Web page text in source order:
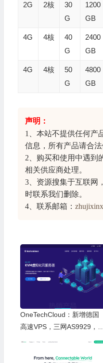
2G 2核
30
G
1200
GB
4G 4核
40
G
2400
GB
4G 4核
50
G
4800
GB
声明：
1、本站不提供任何产
信息 ，所有产品请合法
2、购买和使用中遇到
相关供应商处理。
3、资源搜集于互联网
时联系我们删除。
4、联系邮箱：
OneTechCloud：新增德国
高速VPS，三网AS9929，A
MD高性能平台，8折特惠